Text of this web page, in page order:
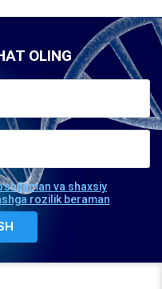
OLING
va shaxsiy
rozilik beraman